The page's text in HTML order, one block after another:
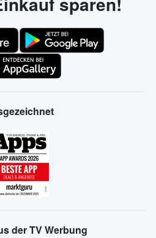
der TV Werbung